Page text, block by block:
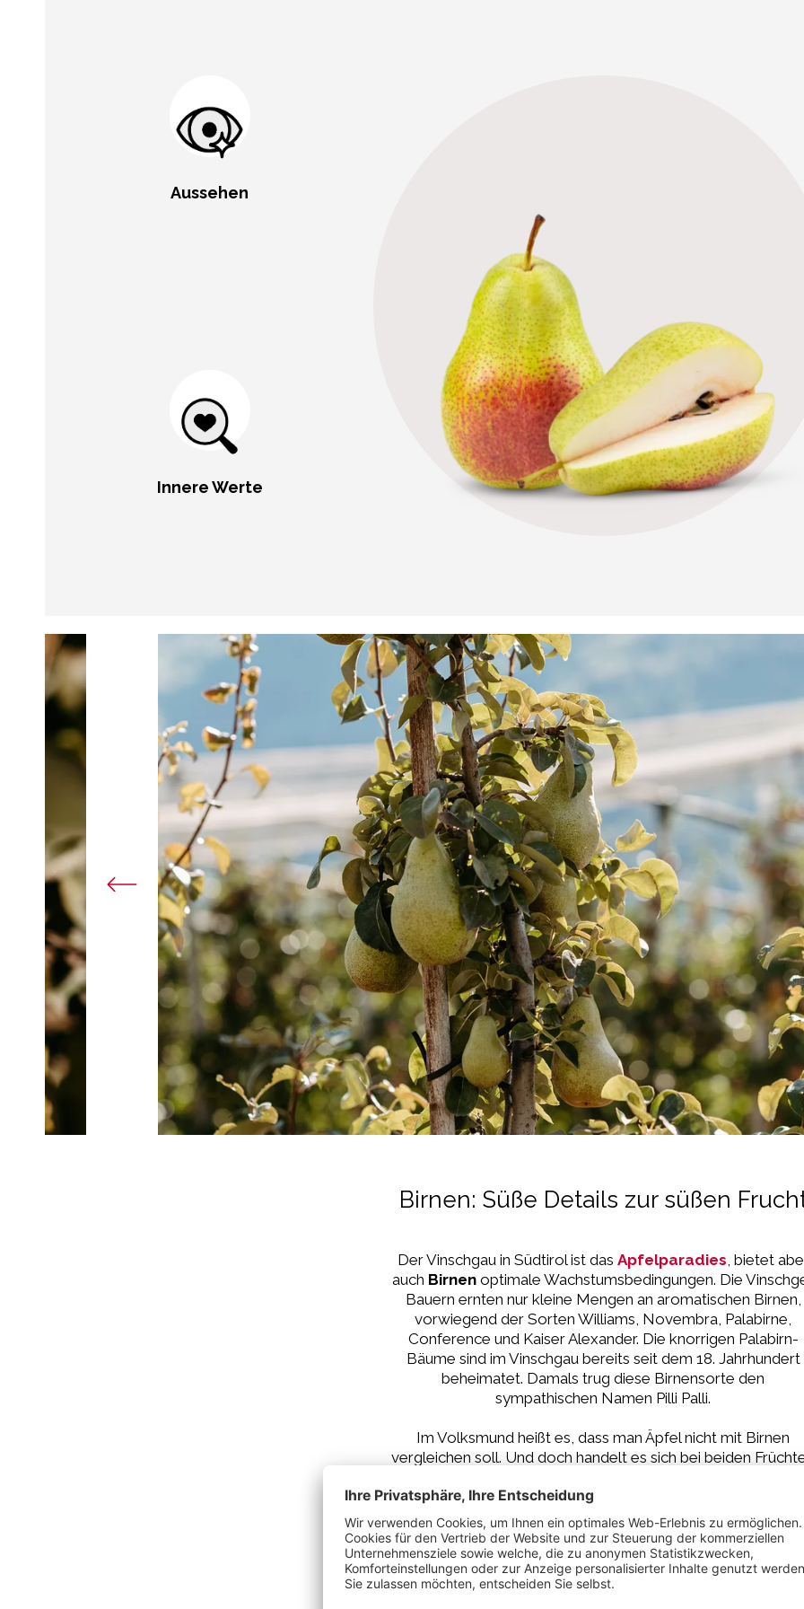
Aussehen
Innere Werte
Birnen: Süße Details zur süßen
Der Vinschgau in Südtirol ist das Apfelparadies, bietet
auch Birnen optimale Wachstumsbedingungen. Die
Bauern ernten nur kleine Mengen an aromatischen Birnen,
vorwiegend der Sorten Williams, Novembra, Palabirne,
Conference und Kaiser Alexander. Die knorrigen Palabirn-
Bäume sind im Vinschgau bereits seit dem 18. Jahrhundert
beheimatet. Damals trug diese Birnensorte den
sympathischen Namen Pilli Palli.
Im Volksmund heißt es, dass man Äpfel nicht mit Birnen
vergleichen soll. Und doch handelt es sich bei beiden
Birnen sind reich an Vitaminen, Ballaststoffen, Kalium,
und dem Mineralstoff Bor. Da die Frucht wenig Fruchtsäure
enthält, ist sie leicht verdaulich und sehr bekömmlich.
Birnenlassen sich vielfältig genießen. Das Kernobst lässt
roh essen, zu Saft, Marmelade oder Trockenobst